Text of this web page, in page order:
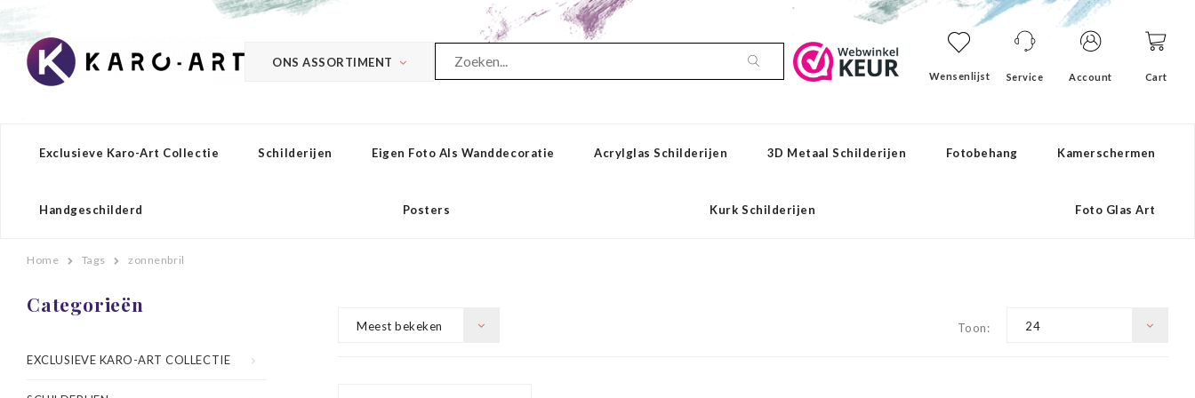
ONS ASSORTIMENT
Wensenlijst Service Account Cart
Exclusieve Karo-Art Collectie Schilderijen Eigen Foto Als Wanddecoratie Acrylglas Schilderijen 3D Metaal Schilderijen Fotobehang Kamerschermen
Handgeschilderd Posters Kurk Schilderijen Foto Glas Art
Home Tags zonnenbril
Categorieën
EXCLUSIEVE KARO-ART COLLECTIE
Meest bekeken Toon: 24